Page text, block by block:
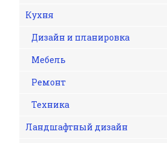
Кухня
Дизайн и планировка
Мебель
Ремонт
Техника
Ландшафтный дизайн